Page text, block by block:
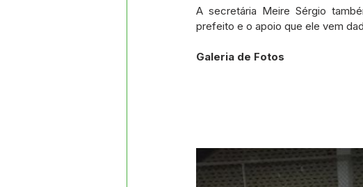
A secretária Meire Sérgio
prefeito e o apoio que ele vem
Galeria de Fotos